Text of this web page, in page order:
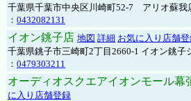
千葉県千葉市中央区川崎町52-7 アリオ蘇我
： 0432082131
イオン銚子店 地図 詳細 お気に入り店舗
千葉県銚子市三崎町2丁目2660-1 イオン銚子
： 0479303211
オーディオスクエアイオンモール幕
に入り店舗登録